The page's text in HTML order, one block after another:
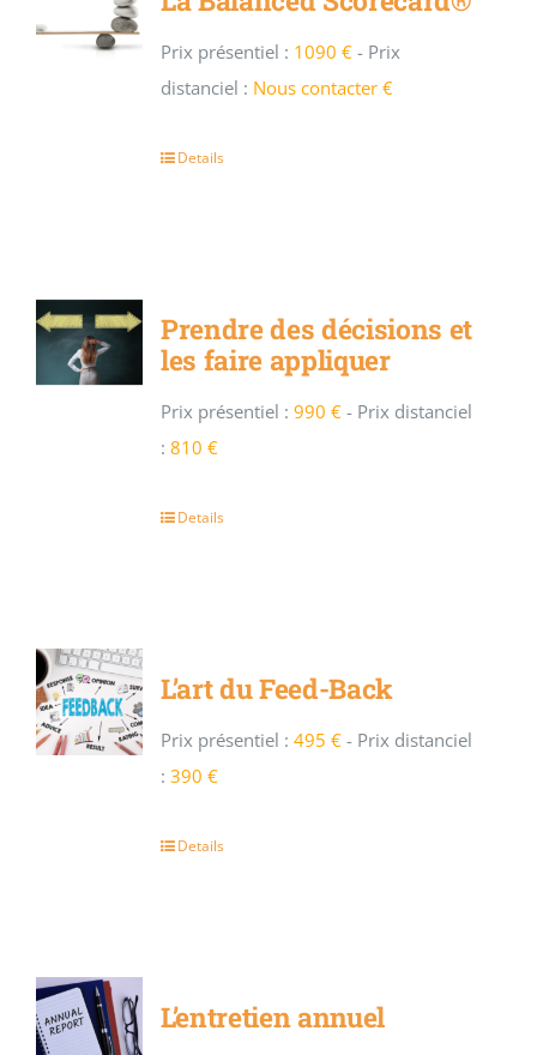
Prix présentiel : 1090 € - Prix
distanciel : Nous contacter €
Details
Prendre des décisions et
les faire appliquer
Prix présentiel : 990 € - Prix distanciel
: 810 €
Details
L’art du Feed-Back
Prix présentiel : 495 € - Prix distanciel
: 390 €
Details
L’entretien annuel